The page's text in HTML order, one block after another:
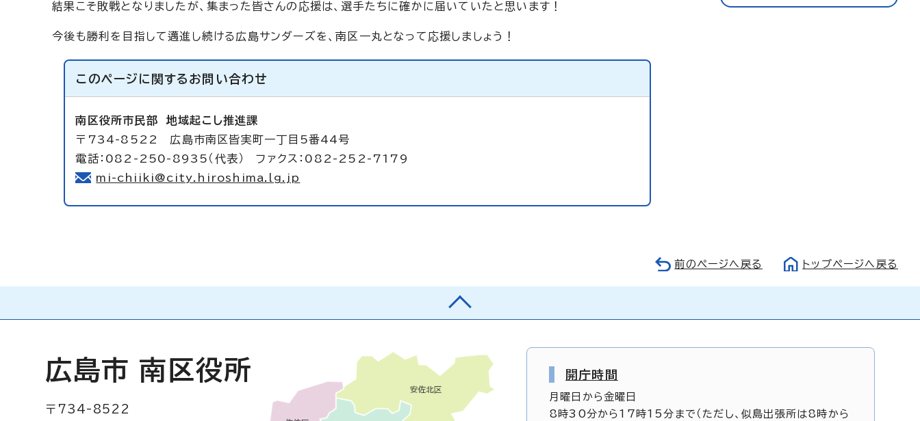
結果こそ敗戦となりましたが、集まった皆さんの応援は、選手たちに確かに届いていたと思います！
今後も勝利を目指して邁進し続ける広島サンダーズを、南区一丸となって応援しましょう！
このページに関する お問い合わせ
南区役所市民部地域起こし推進課
〒734-8522 広島市南区皆実町一丁目5番44号
電話：082-250-8935（代表） ファクス：082-252-7179
mi-chiiki@city.hiroshima.lg.jp
前のページへ戻る トップページへ戻る
広島市 南区役所
〒734-8522
開庁時間
月曜日から金曜日
8時30分から17時15分まで（ただし、似島出張所は8時から